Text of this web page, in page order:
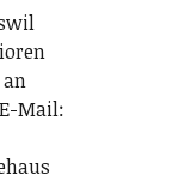
Mail: